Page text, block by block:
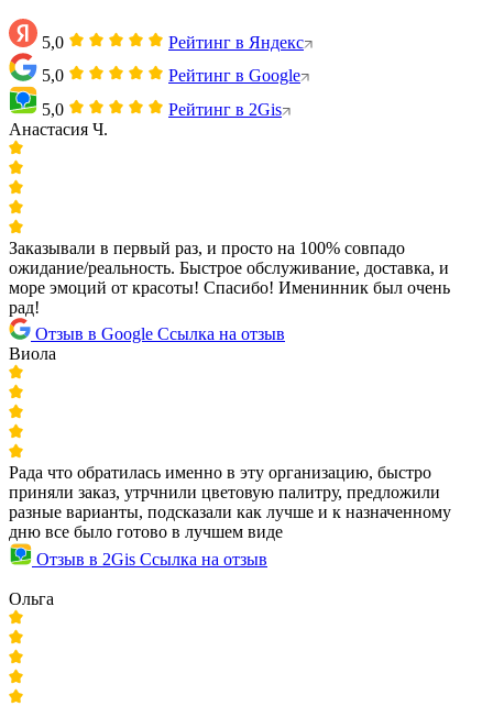
5,0
Рейтинг в Яндекс
5,0
Рейтинг в Google
5,0
Рейтинг в 2Gis
Анастасия Ч.
Заказывали в первый раз, и просто на 100% совпадо
ожидание/реальность. Быстрое обслуживание, доставка, и
море эмоций от красоты! Спасибо! Именинник был очень
рад!
Отзыв в Google Ссылка на отзыв
Виола
Рада что обратилась именно в эту организацию, быстро
приняли заказ, утрчнили цветовую палитру, предложили
разные варианты, подсказали как лучше и к назначенному
дню все было готово в лучшем виде
Отзыв в 2Gis Ссылка на отзыв
Ольга